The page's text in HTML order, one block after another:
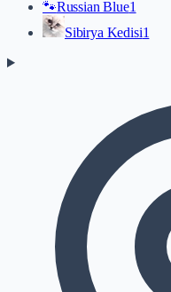
🐾Russian Blue1
Sibirya Kedisi1